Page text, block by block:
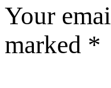
Your
marked *